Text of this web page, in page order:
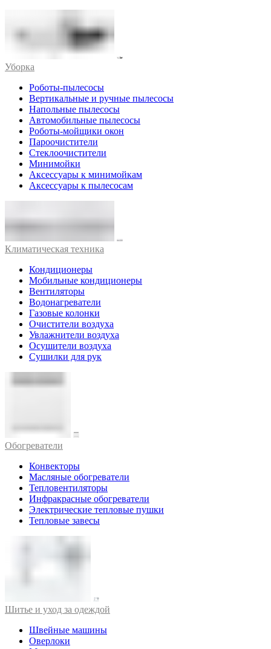
Уборка
Роботы-пылесосы
Вертикальные и ручные пылесосы
Напольные пылесосы
Автомобильные пылесосы
Роботы-мойщики окон
Пароочистители
Стеклоочистители
Минимойки
Аксессуары к минимойкам
Аксессуары к пылесосам
Климатическая техника
Кондиционеры
Мобильные кондиционеры
Вентиляторы
Водонагреватели
Газовые колонки
Очистители воздуха
Увлажнители воздуха
Осушители воздуха
Сушилки для рук
Обогреватели
Конвекторы
Масляные обогреватели
Тепловентиляторы
Инфракрасные обогреватели
Электрические тепловые пушки
Тепловые завесы
Шитье и уход за одеждой
Швейные машины
Оверлоки